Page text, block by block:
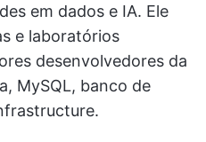
em dados e IA. Ele
e laboratórios
desenvolvedores da
MySQL, banco de